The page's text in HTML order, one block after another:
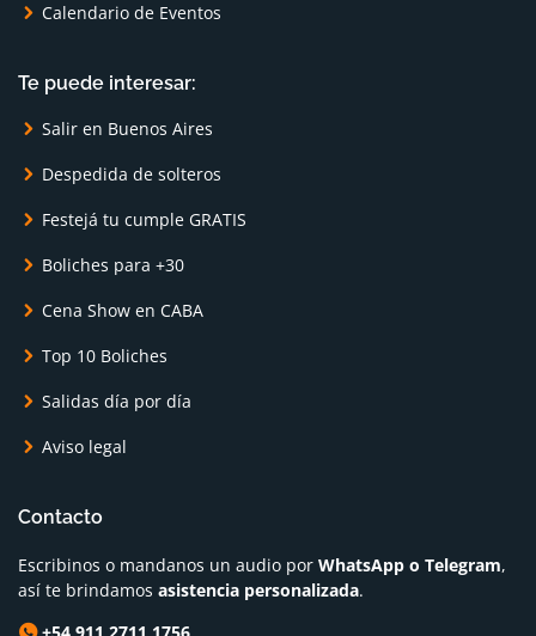
Calendario de Eventos
Te puede interesar:
Salir en Buenos Aires
Despedida de solteros
Festejá tu cumple GRATIS
Boliches para +30
Cena Show en CABA
Top 10 Boliches
Salidas día por día
Aviso legal
Contacto
Escribinos o mandanos un audio por WhatsApp o Telegram,
así te brindamos asistencia personalizada.